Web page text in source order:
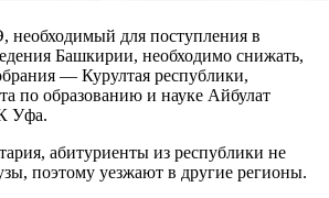
необходимый для поступления в
Башкирии, необходимо снижать,
— Курултая республики,
по образованию и науке Айбулат
Уфа.
абитуриенты из республики не
поэтому уезжают в другие регионы.